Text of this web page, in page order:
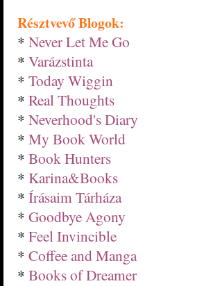
Résztvevő Blogok:
* Never Let Me Go
* Varázstinta
* Today Wiggin
* Real Thoughts
* Neverhood's Diary
* My Book World
* Book Hunters
* Karina&Books
* Írásaim Tárháza
* Goodbye Agony
* Feel Invincible
* Coffee and Manga
* Books of Dreamer